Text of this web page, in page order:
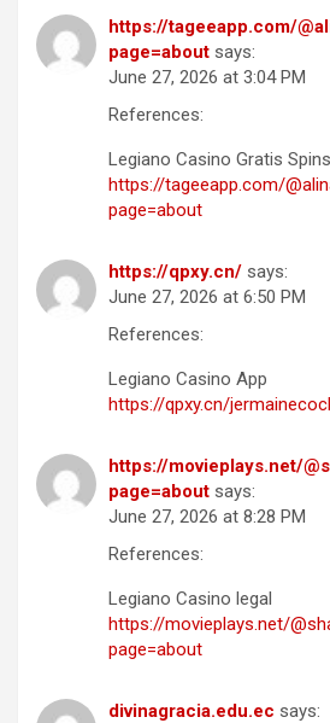
https://tageeapp.com/
page=about says:
June 27, 2026 at 3:04 PM
References:
Legiano Casino Gratis Spins
https://tageeapp.com/
page=about
https://qpxy.cn/ says:
June 27, 2026 at 6:50 PM
References:
Legiano Casino App
https://qpxy.cn/
https://movieplays.net/
page=about says:
June 27, 2026 at 8:28 PM
References:
Legiano Casino legal
https://movieplays.net/
page=about
divinagracia.edu.ec says: